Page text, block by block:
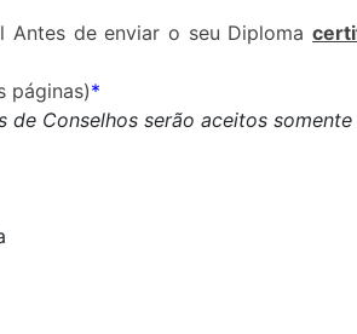
l Antes de enviar o seu Diploma
páginas)*
de Conselhos serão aceitos